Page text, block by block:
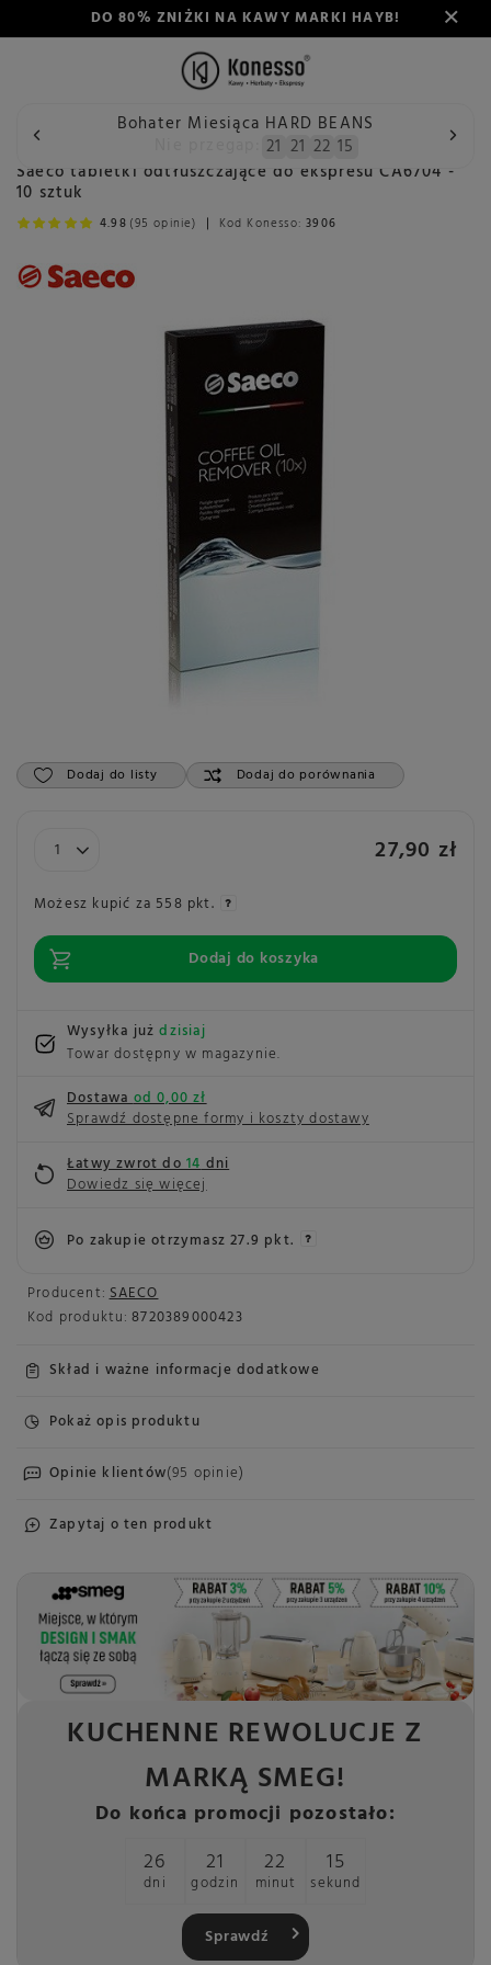
DO 80% ZNIŻKI NA KAWY MARKI HAYB!
Bohater Miesiąca HARD BEANS
21 21 22 14
Wstecz Konesso Konserwacja Akcesoria do ekspresów
Saeco tabletki odtłuszczające do ekspresu CA6704 -
10 sztuk
4.98 (95 opinie) Kod Konesso:3906
Dodaj do listy Dodaj do porównania
Producent: SAECO
Kod produktu: 8720389000423
Skład i ważne informacje dodatkowe
Pokaż opis produktu
Opinie klientów(95 opinie)
Zapytaj o ten produkt
27,90 zł
Możesz kupić za 558 pkt.
Dodaj do koszyka
Wysyłka jużdzisiaj
Towar dostępny w magazynie
Dostawaod 0,00 zł
Sprawdź dostępne formy i koszty dostawy
Łatwy zwrot do14dni
Dowiedz się więcej
Po zakupie otrzymasz27.9 pkt.
KUCHENNE REWOLUCJE Z
MARKĄ SMEG!
Do końca promocji pozostało:
26
dni
21
godzin
22
minut
14
sekund
Sprawdź